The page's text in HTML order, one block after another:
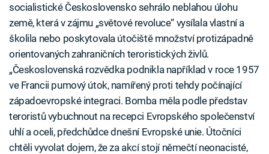
socialistické Československo sehrálo neblahou úlohu
země, která v zájmu „světové revoluce“ vysílala vlastní a
školila nebo poskytovala útočiště množství protizápadně
orientovaných zahraničních teroristických živlů.
„Československá rozvědka podnikla například v roce 1957
ve Francii pumový útok, namířený proti tehdy počínající
západoevropské integraci. Bomba měla podle představ
teroristů vybuchnout na recepci Evropského společenství
uhlí a oceli, předchůdce dnešní Evropské unie. Útočníci
chtěli vyvolat dojem, že za akcí stojí němečtí neonacisté,